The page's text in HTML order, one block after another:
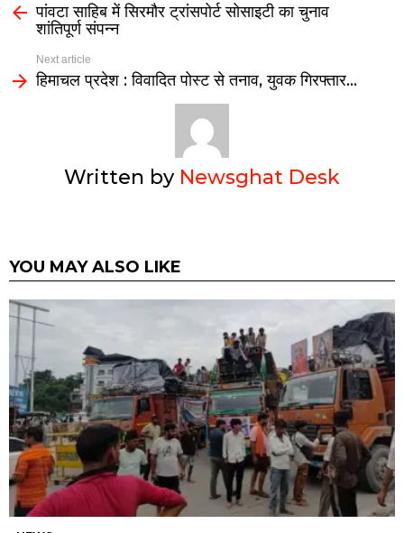
पांवटा साहिब में सिरमौर ट्रांसपोर्ट सोसाइटी का चुनाव
शांतिपूर्ण संपन्न
Next article
हिमाचल प्रदेश : विवादित पोस्ट से तनाव, युवक गिरफ्तार…
Written by Newsghat Desk
YOU MAY ALSO LIKE